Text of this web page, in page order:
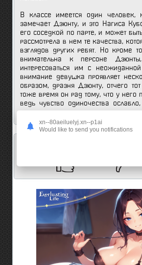
В классе имеется один человек,
замечает Дзюнту, и это Нагиса
его соседкой по парте, и может
рассмотрела в нем те качества,
взглядов других ребят. Но кроме
внимательна к персоне
интересоваться им с
внимание девушка проявляет
образом, дразня Дзюнту, отчего
тоже время он рад тому, что у него
ведь чувство одиночества
пропала скука, прилично ему
xn--80aeiluelyj.xn--p1ai
Would like to send you notifications